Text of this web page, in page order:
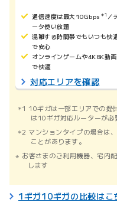
通信速度は最大10Gbps ＊1 ／
ータ使い放題
混雑する時間帯でもいつも快
で安心
オンラインゲームや4K8K動画
で快適
対応エリアを確認
1 10ギガは一部エリアでの提
は10ギガ対応ルーターが必
2 マンションタイプの場合は
ことがあります。
お客さまのご利用機器、宅内
します
1ギガ10ギガの比較はこ